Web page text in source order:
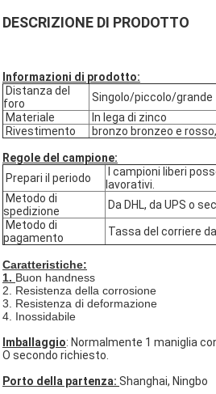
DESCRIZIONE DI PRODOTTO
Informazioni di prodotto:
Distanza del
foro
Singolo/piccolo/grande
Materiale
In lega di zinco
Rivestimento
bronzo bronzeo e
Regole del campione:
Prepari il periodo
I campioni liberi
lavorativi.
Metodo di
spedizione
Da DHL, da UPS o
Metodo di
pagamento
Tassa del corriere
Caratteristiche:
1. Buon handness
2. Resistenza della corrosione
3. Resistenza di deformazione
4. Inossidabile
Imballaggio: Normalmente 1 maniglia
O secondo richiesto.
Porto della partenza: Shanghai, Ningbo